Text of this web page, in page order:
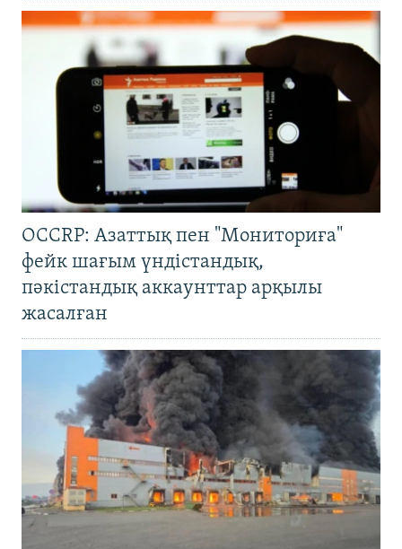
OCCRP: Азаттық пен "Мониториға"
фейк шағым үндістандық,
пәкістандық аккаунттар арқылы
жасалған